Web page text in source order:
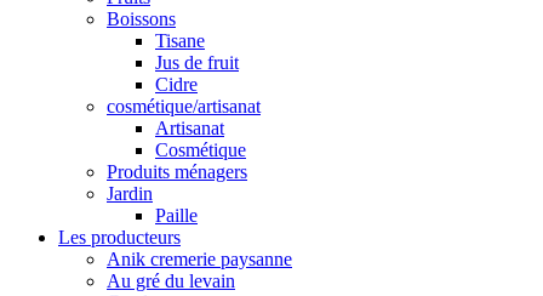
Boissons
Tisane
Jus de fruit
Cidre
cosmétique/artisanat
Artisanat
Cosmétique
Produits ménagers
Jardin
Paille
Les producteurs
Anik cremerie paysanne
Au gré du levain